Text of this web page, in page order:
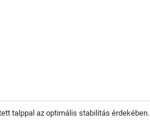
talppal az optimális stabilitás érdekében.